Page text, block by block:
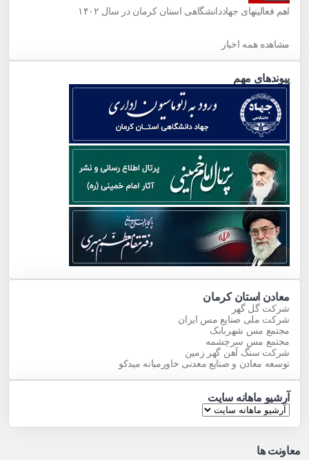
اهم فعالیتهای جهاددانشگاهی استان کرمان در سال ۱۴۰۲
مشاهده همه اخبار
پیوندهای مهم
معادن استان کرمان
شرکت گل گهر
شرکت ملی صنایع مس ایران
مجتمع مس شهربابک
مجتمع مس سرچشمه
شرکت سنگ آهن گهر زمین
توسعه معادن و صنایع معدنی خاورمیانه میدکو
آرشیو ماهانه سایت
معاونت ها